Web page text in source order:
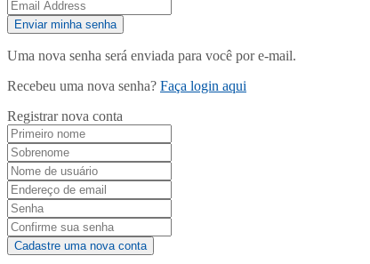
Uma nova senha será enviada para você por e-mail.
Recebeu uma nova senha? Faça login aqui
Registrar nova conta